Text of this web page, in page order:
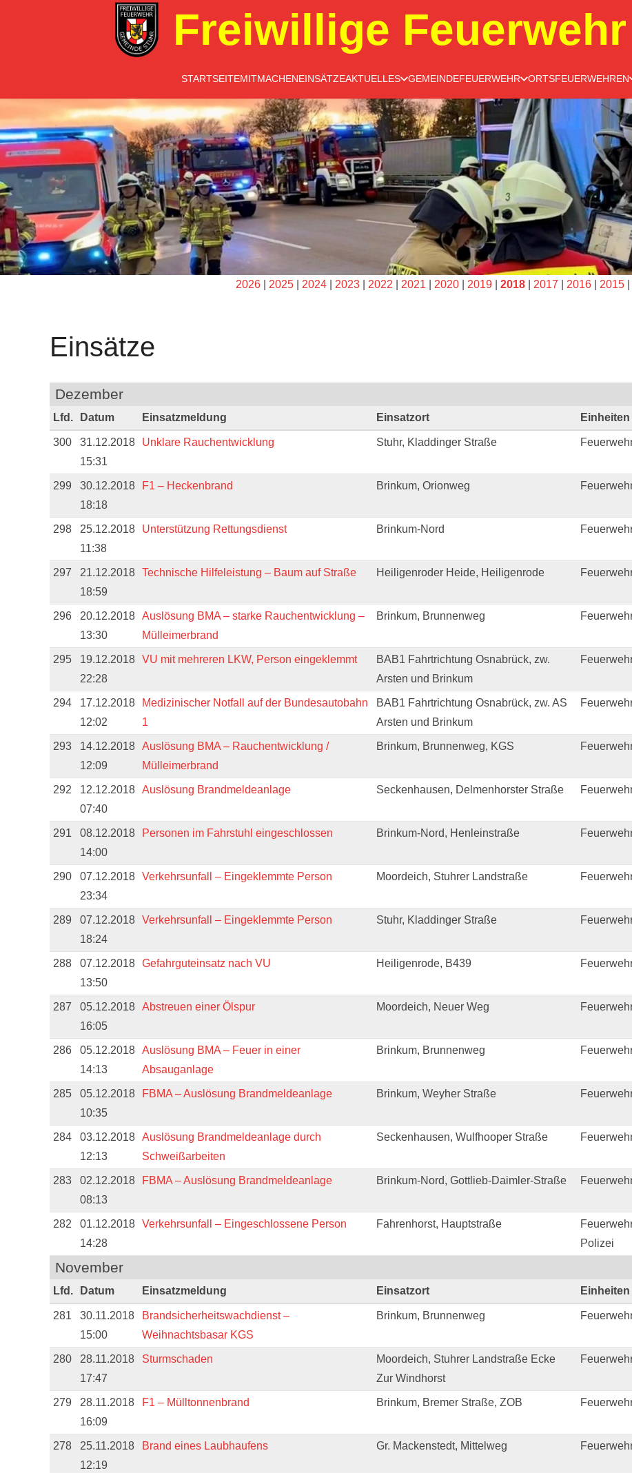
Freiwillige
STARTSEITEMITMACHENEINSÄTZEAKTUELLES GEMEINDEFEUERWEHR ORTSFEUERWEHREN
2026 2025 2024 2023 2022 2021 2020 2019 2018 2017 2016 2015
Einsätze
Dezember
Lfd. Datum Einsatzmeldung Einsatzort Einheiten
300
31.12.2018
15:31
Unklare Rauchentwicklung Stuhr, Kladdinger Straße
299
30.12.2018
18:18
F1 – Heckenbrand Brinkum, Orionweg
298
25.12.2018
11:38
Unterstützung Rettungsdienst Brinkum-Nord
297
21.12.2018
18:59
Technische Hilfeleistung – Baum auf Straße Heiligenroder Heide, Heiligenrode
296
20.12.2018
13:30
Auslösung BMA – starke Rauchentwicklung –
Mülleimerbrand
Brinkum, Brunnenweg
295
19.12.2018
22:28
VU mit mehreren LKW, Person eingeklemmt
BAB1 Fahrtrichtung Osnabrück, zw.
Arsten und Brinkum
294
17.12.2018
12:02
Medizinischer Notfall auf der Bundesautobahn
1
BAB1 Fahrtrichtung Osnabrück, zw. AS
Arsten und Brinkum
293
14.12.2018
12:09
Auslösung BMA – Rauchentwicklung /
Mülleimerbrand
Brinkum, Brunnenweg, KGS
292
12.12.2018
07:40
Auslösung Brandmeldeanlage Seckenhausen, Delmenhorster Straße
291
08.12.2018
14:00
Personen im Fahrstuhl eingeschlossen Brinkum-Nord, Henleinstraße
290
07.12.2018
23:34
Verkehrsunfall – Eingeklemmte Person Moordeich, Stuhrer Landstraße
289
07.12.2018
18:24
Verkehrsunfall – Eingeklemmte Person Stuhr, Kladdinger Straße
288
07.12.2018
13:50
Gefahrguteinsatz nach VU Heiligenrode, B439
287
05.12.2018
16:05
Abstreuen einer Ölspur Moordeich, Neuer Weg
286
05.12.2018
14:13
Auslösung BMA – Feuer in einer
Absauganlage
Brinkum, Brunnenweg
285
05.12.2018
10:35
FBMA – Auslösung Brandmeldeanlage Brinkum, Weyher Straße
284
03.12.2018
12:13
Auslösung Brandmeldeanlage durch
Schweißarbeiten
Seckenhausen, Wulfhooper Straße
283
02.12.2018
08:13
FBMA – Auslösung Brandmeldeanlage Brinkum-Nord, Gottlieb-Daimler-Straße
282
01.12.2018
14:28
Verkehrsunfall – Eingeschlossene Person Fahrenhorst, Hauptstraße
Polizei
November
Lfd. Datum Einsatzmeldung Einsatzort Einheiten
281
30.11.2018
15:00
Brandsicherheitswachdienst –
Weihnachtsbasar KGS
Brinkum, Brunnenweg
280
28.11.2018
17:47
Sturmschaden
Moordeich, Stuhrer Landstraße Ecke
Zur Windhorst
279
28.11.2018
16:09
F1 – Mülltonnenbrand Brinkum, Bremer Straße, ZOB
278
25.11.2018
12:19
Brand eines Laubhaufens Gr. Mackenstedt, Mittelweg